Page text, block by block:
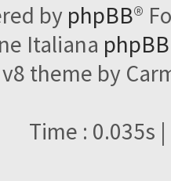
by phpBB®
Italiana
theme by
Time : 0.035s